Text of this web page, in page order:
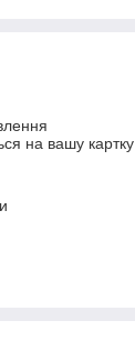
на вашу картку